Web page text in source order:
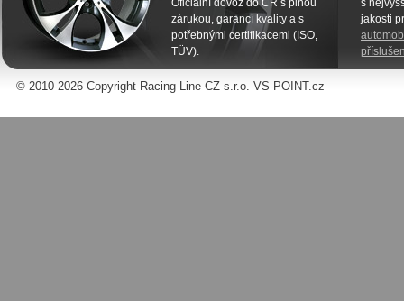
Oficiální dovoz do ČR s plnou
zárukou, garancí kvality a s
potřebnými certifikacemi (ISO,
TÜV).
s
jakosti
© 2010-2026 Copyright Racing Line CZ s.r.o. VS-POINT.cz